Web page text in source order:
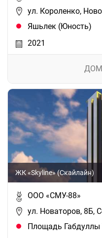
ул. Короленко,
Яшьлек (Юность)
2021
ЖК «Skyline» (Скайлайн)
ООО «СМУ-88»
ул. Новаторов, 8Б,
Площадь Габдуллы